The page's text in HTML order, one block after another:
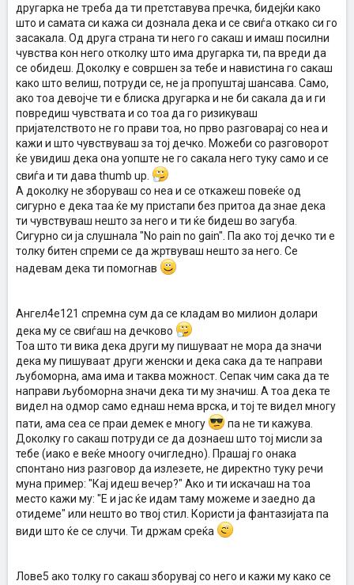
другарка не треба да ти претставува пречка, бидејќи како
што и самата си кажа си дознала дека и се свиѓа откако си го
засакала. Од друга страна ти него го сакаш и имаш посилни
чувства кон него отколку што има другарка ти, па вреди да
се обидеш. Доколку е совршен за тебе и навистина го сакаш
како што велиш, потруди се, не ја пропуштај шансава. Само,
ако тоа девојче ти е блиска другарка и не би сакала да и ги
повредиш чувствата и со тоа да го ризикуваш
пријателството не го прави тоа, но прво разговарај со неа и
кажи и што чувствуваш за тој дечко. Можеби со разговорот
ќе увидиш дека она уопште не го сакала него туку само и се
свиѓа и ти дава thumb up.
А доколку не зборуваш со неа и се откажеш повеќе од
сигурно е дека таа ќе му пристапи без притоа да знае дека
ти чувствуваш нешто за него и ти ќе бидеш во загуба.
Сигурно си ја слушнала "No pain no gain". Па ако тој дечко ти е
толку битен спреми се да жртвуваш нешто за него. Се
надевам дека ти помогнав
Ангел4е121 спремна сум да се кладам во милион долари
дека му се свиѓаш на дечково
Тоа што ти вика дека други му пишуваат не мора да значи
дека му пишуваат други женски и дека сака да те направи
љубоморна, ама има и таква можност. Сепак чим сака да те
направи љубоморна значи дека ти му значиш. А тоа дека те
видел на одмор само еднаш нема врска, и тој те видел многу
пати, ама сеа се праи демек е многу
па не ти кажува.
Доколку го сакаш потруди се да дознаеш што тој мисли за
тебе (иако е веќе мноогу очигледно). Прашај го онака
спонтано низ разговор да излезете, не директно туку речи
муна пример: "Кај идеш вечер?" Ако и ти искачаш на тоа
место кажи му: "Е и јас ќе идам таму можеме и заедно да
отидеме" или нешто во твој стил. Користи ја фантазијата па
види што ќе се случи. Ти држам среќа
Лове5 ако толку го сакаш зборувај со него и кажи му како се